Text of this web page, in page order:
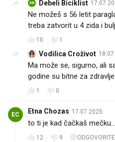
DB Debeli Biciklist
Ne možeš s 56 letit
treba zatvorit u 4 zida i
10 1
Vodilica Croživot
Ma može se, sigurno, ali
godine su bitne za
1 0
EC Etna Chozas 17.07.2025.
to ti je kad čačkaš
12 9
ODGOVORITE